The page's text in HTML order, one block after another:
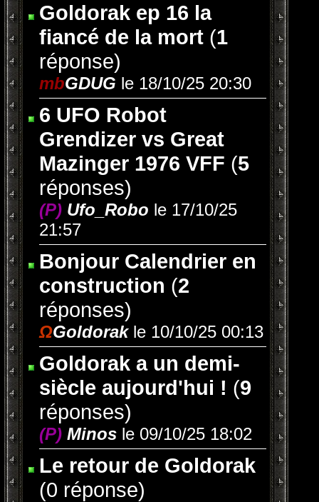
Goldorak ep 16 la
fiancé de la mort (1
réponse)
mbGDUG le 18/10/25 20:30
6 UFO Robot
Grendizer vs Great
Mazinger 1976 VFF (5
réponses)
(P) Ufo_Robo le 17/10/25
21:57
Bonjour Calendrier en
construction (2
réponses)
ΩGoldorak le 10/10/25 00:13
Goldorak a un demi-
siècle aujourd'hui ! (9
réponses)
(P) Minos le 09/10/25 18:02
Le retour de Goldorak
(0 réponse)